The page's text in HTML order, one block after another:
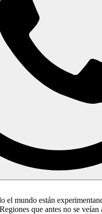
mundo están
que antes no se